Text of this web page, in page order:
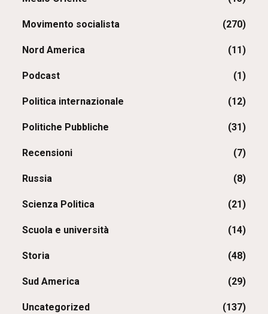
Movimento socialista (270)
Nord America (11)
Podcast (1)
Politica internazionale (12)
Politiche Pubbliche (31)
Recensioni (7)
Russia (8)
Scienza Politica (21)
Scuola e università (14)
Storia (48)
Sud America (29)
Uncategorized (137)